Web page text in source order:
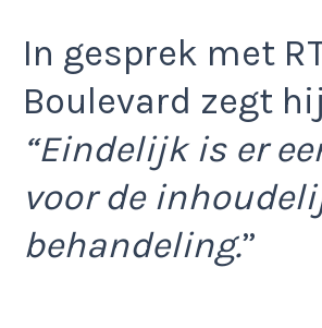
In gesprek met
Boulevard zegt
“Eindelijk is er
voor de
behandeling.”